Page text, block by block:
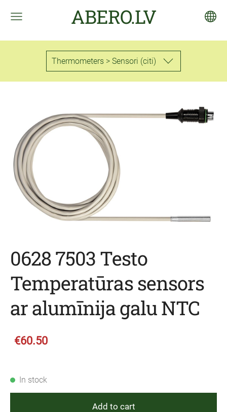
ABERO.LV
Thermometers > Sensori (citi)
0628 7503 Testo
Temperatūras sensors
ar alumīnija galu NTC
€60.50
In stock
Add to cart